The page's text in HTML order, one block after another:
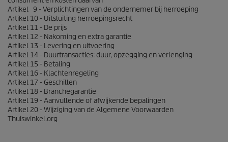
Artikel 9 - Verplichtingen van de ondernemer bij herroeping
Artikel 10 - Uitsluiting herroepingsrecht
Artikel 11 - De prijs
Artikel 12 - Nakoming en extra garantie
Artikel 13 - Levering en uitvoering
Artikel 14 - Duurtransacties: duur, opzegging en verlenging
Artikel 15 - Betaling
Artikel 16 - Klachtenregeling
Artikel 17 - Geschillen
Artikel 18 - Branchegarantie
Artikel 19 - Aanvullende of afwijkende bepalingen
Artikel 20 - Wijziging van de Algemene Voorwaarden
Thuiswinkel.org